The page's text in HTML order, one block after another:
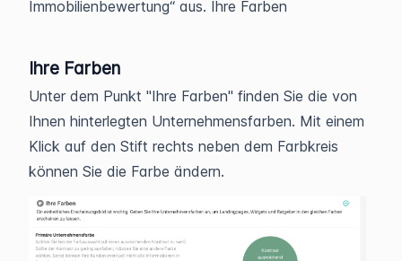
Immobilienbewertung“ aus. Ihre Farben
Ihre Farben
Unter dem Punkt "Ihre Farben" finden Sie die von
Ihnen hinterlegten Unternehmensfarben. Mit einem
Klick auf den Stift rechts neben dem Farbkreis
können Sie die Farbe ändern.